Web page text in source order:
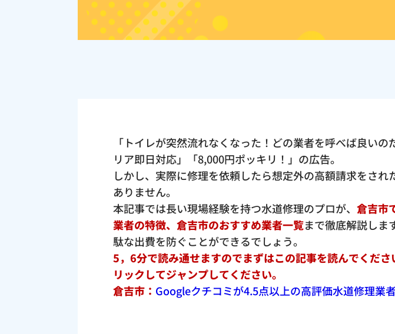
「トイレが突然流れなくなった！どの業者を呼べば良い
リア即日対応」「8,000円ポッキリ！」の広告。
しかし、実際に修理を依頼したら想定外の高額請求をさ
ありません。
本記事では長い現場経験を持つ水道修理のプロが、 倉吉市
業者の特徴、倉吉市のおすすめ業者一覧まで徹底解説しま
駄な出費を防ぐことができるでしょう。
5，6分で読み通せますのでまずはこの記事を読んでくだ
リックしてジャンプしてください。
倉吉市： Googleクチコミが4.5点以上の高評価水道修理業者